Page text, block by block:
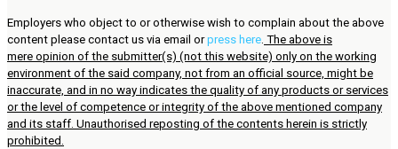
Employers who object to or otherwise wish to complain about the above
content please contact us via email orpress here. The above is
mere opinion of the submitter(s) (not this website) only on the working
environment of the said company, not from an official source, might be
inaccurate, and in no way indicates the quality of any products or services
or the level of competence or integrity of the above mentioned company
and its staff. Unauthorised reposting of the contents herein is strictly
prohibited.